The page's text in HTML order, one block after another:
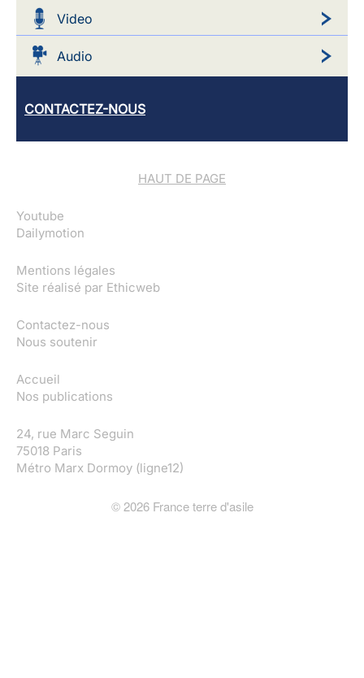
Video
Audio
CONTACTEZ-NOUS
HAUT DE PAGE
Youtube
Dailymotion
Mentions légales
Site réalisé par Ethicweb
Contactez-nous
Nous soutenir
Accueil
Nos publications
24, rue Marc Seguin
75018 Paris
Métro Marx Dormoy (ligne12)
©2026France terre d'asile